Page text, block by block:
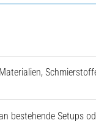
bestehende Setups